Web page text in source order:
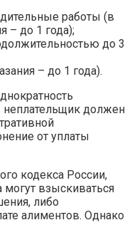
работы (в
– до 1 года);
до 3
– до 1 года).
неплательщик должен
от уплаты
кодекса России,
могут взыскиваться
либо
алиментов. Однако